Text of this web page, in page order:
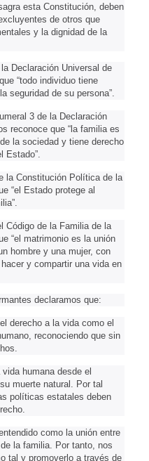
esta Constitución, deben
de otros que
y la dignidad de la
Declaración Universal de
“todo individuo tiene
seguridad de su persona”.
3 de la Declaración
reconoce que “la familia es
la sociedad y tiene derecho
Estado”.
la Constitución Política de la
“el Estado protege al
Código de la Familia de la
“el matrimonio es la unión
hombre y una mujer, con
y compartir una vida en
declaramos que:
derecho a la vida como el
reconociendo que sin
humana desde el
muerte natural. Por tal
políticas estatales deben
como la unión entre
la familia. Por tanto, nos
tal y promoverlo a través de